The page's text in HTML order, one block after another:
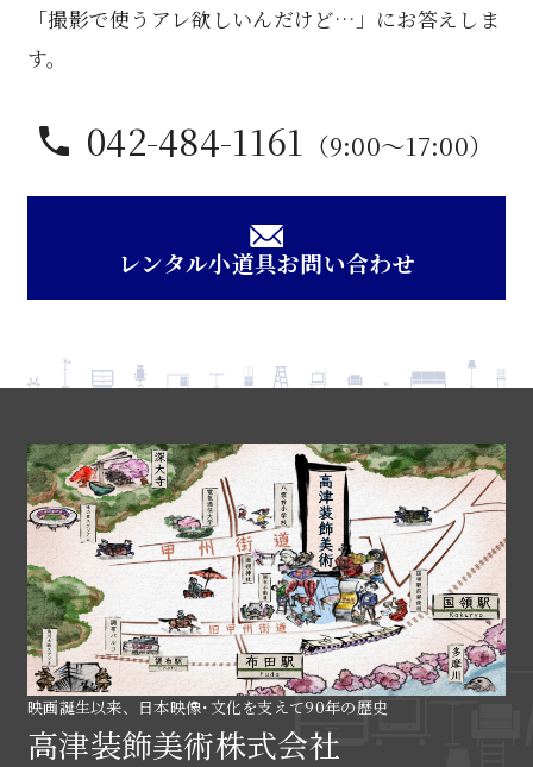
「撮影で使うアレ欲しいんだけど…」にお答えしま
す。
042-484-1161 （9:00〜17:00）
レンタル小道具お問い合わせ
映画誕生以来、日本映像･文化を支えて90年の歴史
高津装飾美術株式会社